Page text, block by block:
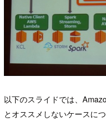
以下のスライドでは、
とオススメしないケースに